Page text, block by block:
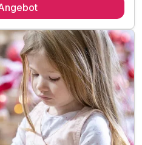
Buffet
Essenszeiten
in der Natur
mit Ritterburg
Paket
Paket (HP)